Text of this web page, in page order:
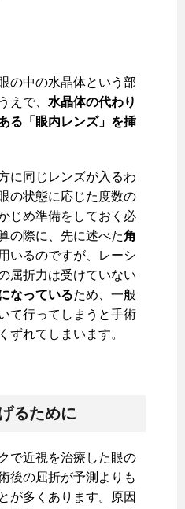
の中の水晶体という部
えで、 水晶体の代わり
る「眼内レンズ」を挿
に同じレンズが入るわ
の状態に応じた度数の
じめ準備をしておく必
の際に、先に述べた角
いるのですが、レーシ
屈折力は受けていない
なっているため、一般
て行ってしまうと手術
ずれてしまいます。
るために
で近視を治療した眼の
後の屈折が予測よりも
が多くあります。原因